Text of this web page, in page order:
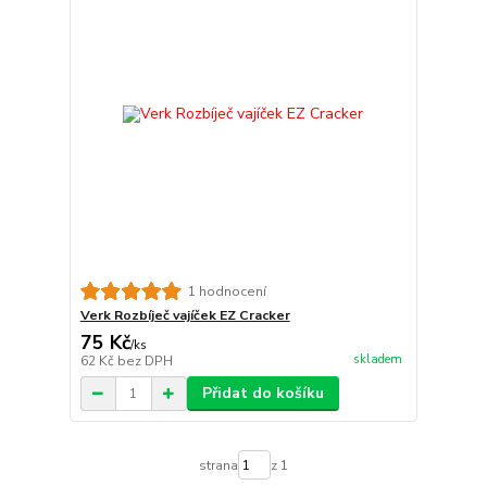
1 hodnocení
Verk Rozbíječ vajíček EZ Cracker
75 Kč/ks
62 Kč bez DPH skladem
Přidat do košíku
strana z 1